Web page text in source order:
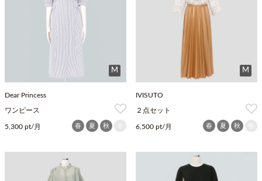
M
Dear Princess
ワンピース
5,300 pt/月 春 夏 秋
M
IVISUTO
２点セット
6,500 pt/月 春 夏 秋